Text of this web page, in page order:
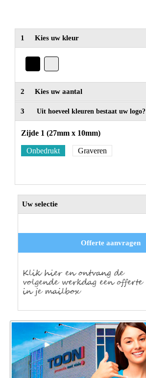
1 Kies uw kleur
2 Kies uw aantal
3 Uit hoeveel kleuren bestaat uw logo?
Zijde 1 (27mm x 10mm)
Onbedrukt Graveren
Uw selectie
Offerte aanvragen